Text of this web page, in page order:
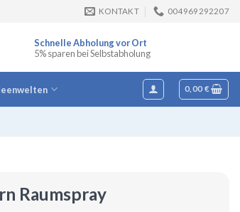
KONTAKT 004969292207
Schnelle Abholung vor Ort
5% sparen bei Selbstabholung
0,00 €
Raumspray